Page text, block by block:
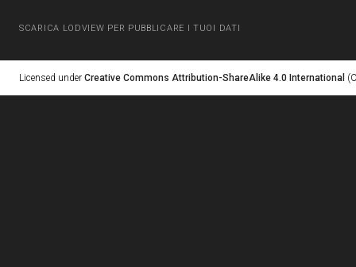
SCARICA LODVIEW PER PUBBLICARE I TUOI DATI
Licensed under Creative Commons Attribution-ShareAlike 4.0 International